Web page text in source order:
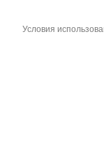
Условия